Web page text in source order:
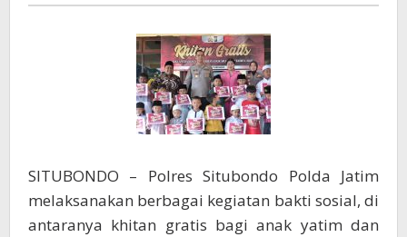
ke-
SITUBONDO – Polres Situbondo Polda Jatim
melaksanakan berbagai kegiatan bakti sosial, di
antaranya khitan gratis bagi anak yatim dan